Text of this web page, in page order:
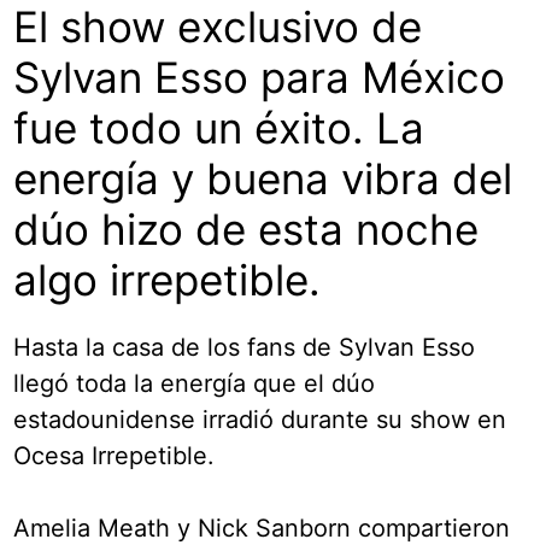
El show exclusivo de
Sylvan Esso para México
fue todo un éxito. La
energía y buena vibra del
dúo hizo de esta noche
algo irrepetible.
Hasta la casa de los fans de Sylvan Esso
llegó toda la energía que el dúo
estadounidense irradió durante su show en
Ocesa Irrepetible.
Amelia Meath y Nick Sanborn compartieron